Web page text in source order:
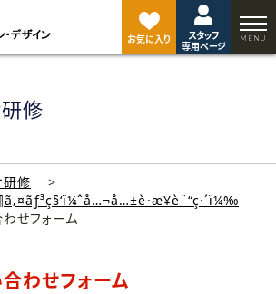
お気に入り
スタッフ
専用ページ
修
修
せフォーム
わせフォーム